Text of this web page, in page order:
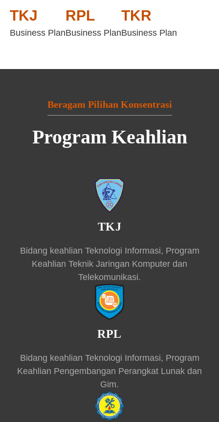
TKJ
Business Plan
RPL
Business Plan
TKR
Business Plan
Beragam Pilihan Konsentrasi
Program Keahlian
TKJ
Bidang keahlian Teknologi Informasi, Program
Keahlian Teknik Jaringan Komputer dan
Telekomunikasi.
RPL
Bidang keahlian Teknologi Informasi, Program
Keahlian Pengembangan Perangkat Lunak dan
Gim.